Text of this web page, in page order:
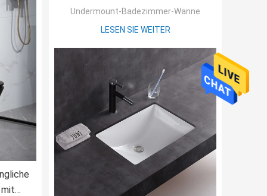
Undermount-Badezimmer-Wanne
LESEN SIE WEITER